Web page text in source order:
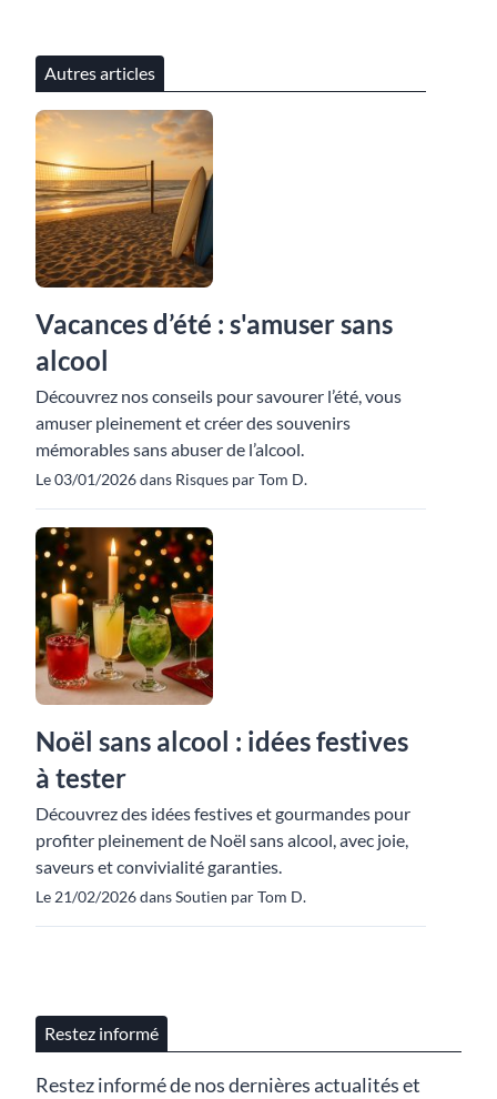
Autres articles
Vacances d’été : s'amuser sans
alcool
Découvrez nos conseils pour savourer l’été, vous
amuser pleinement et créer des souvenirs
mémorables sans abuser de l’alcool.
Le 03/01/2026 dans Risques par Tom D.
Noël sans alcool : idées festives
à tester
Découvrez des idées festives et gourmandes pour
profiter pleinement de Noël sans alcool, avec joie,
saveurs et convivialité garanties.
Le 21/02/2026 dans Soutien par Tom D.
Restez informé
Restez informé de nos dernières actualités et